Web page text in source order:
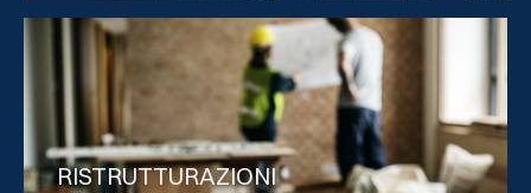
RISTRUTTURAZIONI